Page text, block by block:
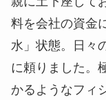
料を会社の資金
水」状態。日々
に頼りました。
かるようなフィ